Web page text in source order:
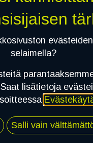
Mikäli valitset
1 X 215/45R17
EI ASENNUSTA
selaimella?
lisätietoja
Salli vain